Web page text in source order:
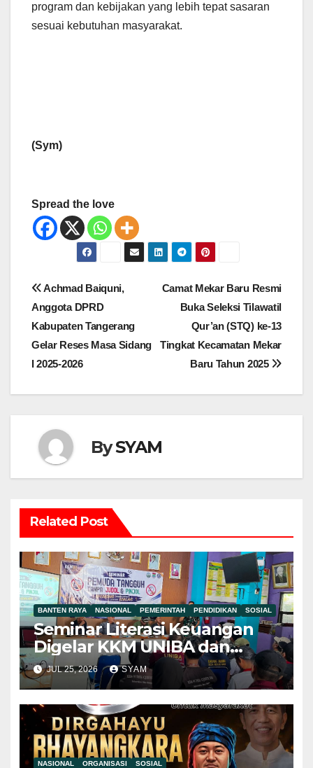
program dan kebijakan yang lebih tepat sasaran
sesuai kebutuhan masyarakat.
(Sym)
Spread the love
Navigasi
Camat Mekar Baru Resmi
Buka Seleksi Tilawatil
Qur’an (STQ) ke-13
Tingkat Kecamatan Mekar
Baru Tahun 2025
Achmad Baiquni,
Anggota DPRD
Kabupaten Tangerang
Gelar Reses Masa Sidang
I 2025-2026
BySYAM
Related Post
BANTEN RAYA NASIONAL PEMERINTAH PENDIDIKAN SOSIAL
Seminar Literasi Keuangan
Digelar KKM UNIBA dan
Pemdes Mekar Baru,
Pemuda Diajak Jauhi Judol
dan Pinjol Ilegal Mahasiswa
KKM UNIBA Ajak Pemuda
JUL 25, 2026 SYAM
NASIONAL ORGANISASI SOSIAL